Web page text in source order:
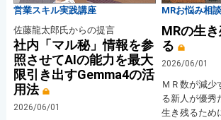
営業スキル実践講座
佐藤龍太郎氏からの提言
社内「マル秘」情報を参
照させてAIの能力を最大
限引き出すGemma4の活
用法
2026/06/01
MRお悩み相
MRの生
る
2026/06/01
ＭＲ数が減少
る新人が優秀
生き残るため